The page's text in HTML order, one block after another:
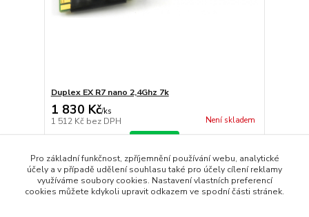
Duplex EX R7 nano 2,4Ghz 7k
1 830 Kč/ks
1 512 Kč bez DPH Není skladem
strana
Pro základní funkčnost, zpříjemnění používání webu, analytické
účely a v případě udělení souhlasu také pro účely cílení reklamy
využíváme soubory cookies. Nastavení vlastních preferencí
cookies můžete kdykoli upravit odkazem ve spodní části stránek.